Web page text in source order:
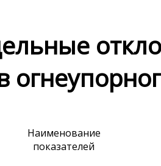
Наименование
показателей